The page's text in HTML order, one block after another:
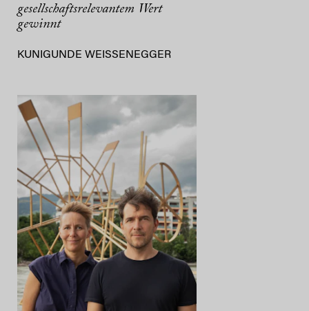
gesellschaftsrelevantem Wert
gewinnt
KUNIGUNDE WEISSENEGGER